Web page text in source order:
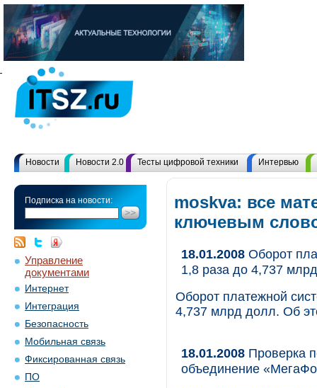
Новости Новости 2.0 Тесты цифровой техники Интервью
Подписка на новости:
Управление
документами
Интернет
Интеграция
Безопасность
Мобильная связь
Фиксированная связь
ПО
moskva: все
ключевым
18.01.2008 Оборот
1,8 раза до 4,737
Оборот платежной
4,737 млрд долл. Об
18.01.2008 Проверка
объединение